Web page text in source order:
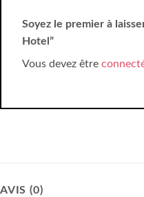
Soyez le premier à
Hotel”
Vous devez être
AVIS (0)